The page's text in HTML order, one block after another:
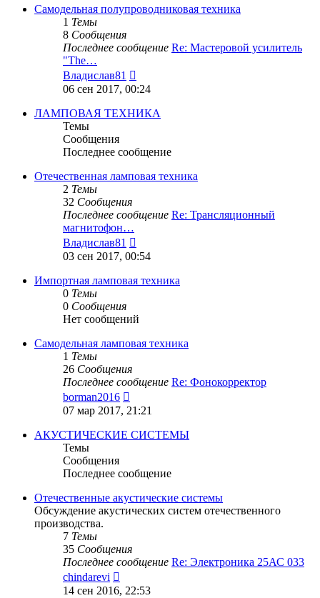
сообщению
Самодельная полупроводниковая техника
1 Темы
8 Сообщения
Последнее сообщение Re: Мастеровой усилитель
"The…
Владислав81
к
сообщению
06 сен 2017, 00:24
ЛАМПОВАЯ ТЕХНИКА
Темы
Сообщения
Последнее сообщение
Отечественная ламповая техника
2 Темы
32 Сообщения
Последнее сообщение Re: Трансляционный
магнитофон…
Владислав81
к
сообщению
03 сен 2017, 00:54
Импортная ламповая техника
0 Темы
0 Сообщения
Нет сообщений
Самодельная ламповая техника
1 Темы
26 Сообщения
Последнее сообщение Re: Фонокорректор
borman2016
к
сообщению
07 мар 2017, 21:21
АКУСТИЧЕСКИЕ СИСТЕМЫ
Темы
Сообщения
Последнее сообщение
Отечественные акустические системы
Обсуждение акустических систем отечественного
производства.
7 Темы
35 Сообщения
Последнее сообщение Re: Электроника 25АС 033
chindarevi
14 сен 2016, 22:53